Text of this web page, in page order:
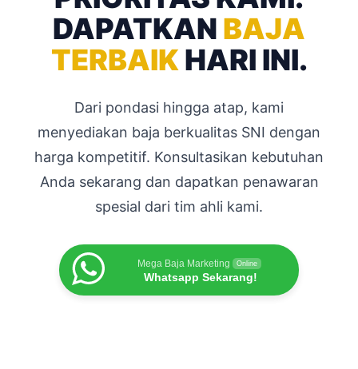
DAPATKAN BAJA
TERBAIKHARI INI.
Dari pondasi hingga atap, kami
menyediakan baja berkualitas SNI dengan
harga kompetitif. Konsultasikan kebutuhan
Anda sekarang dan dapatkan penawaran
spesial dari tim ahli kami.
Mega Baja Marketing Online
Whatsapp Sekarang!